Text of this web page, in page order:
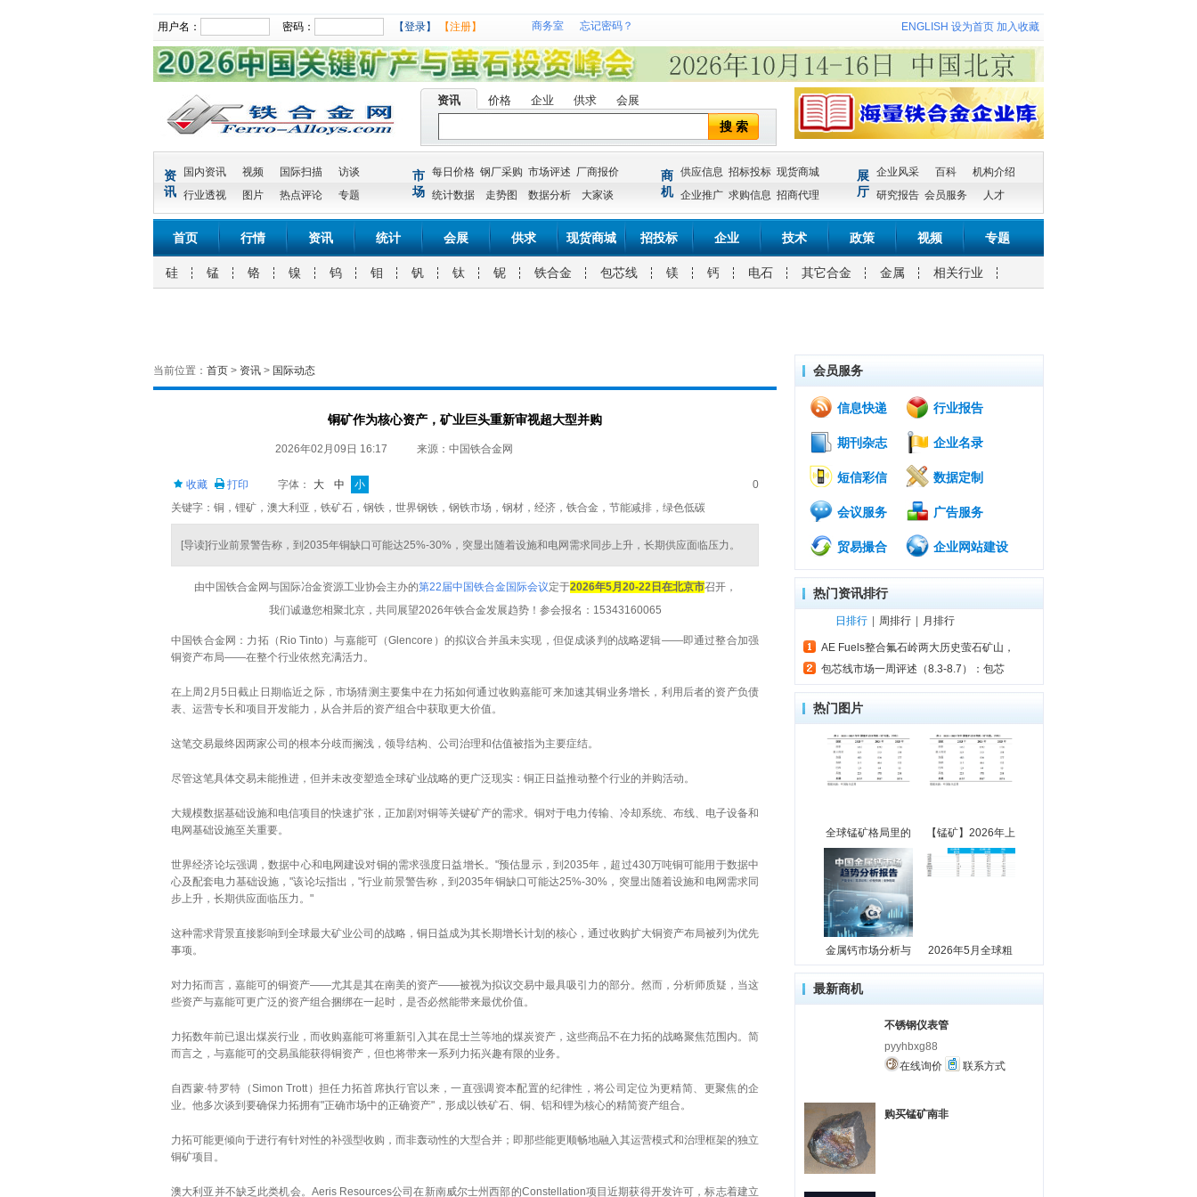
用户名： 密码： 【登录】 【注册】 商务室 忘记密码？ ENGLISH 设为首页 加入收藏
资讯 价格 企业 供求 会展
搜 索
资
讯
国内资讯 视频 国际扫描
访谈
行业透视
图片 热点评论 专题
市
场
每日价格 钢厂采购 市场评述 厂商报价
统计数据
走势图 数据分析 大家谈
商
机
供应信息 招标投标 现货商城
企业推广 求购信息 招商代理
展
厅
企业风采 百科
机构介绍
研究报告 会员服务 人才
首页 行情 资讯 统计 会展 供求 现货商城 招投标 企业 技术 政策 视频 专题
硅 锰 铬 镍 钨 钼 钒 钛 铌 铁合金 包芯线 镁 钙 电石 其它合金 金属 相关行业
当前位置： 首页 > 资讯 > 国际动态
铜矿作为核心资产，矿业巨头重新审视超大型并购
2026年02月09日 16:17 来源：中国铁合金网
收藏 打印 字体： 大 中 小
0
关键字：铜，锂矿，澳大利亚，铁矿石，钢铁，世界钢铁，钢铁市场，钢材，经济，铁合金，节能减排，绿色低碳
[导读]行业前景警告称，到2035年铜缺口可能达25%-30%，突显出随着设施和电网需求同步上升，长期供应面临压力。
由中国铁合金网与国际冶金资源工业协会主办的第22届中国铁合金国际会议定于2026年5月20-22日在北京市召开，
我们诚邀您相聚北京，共同展望2026年铁合金发展趋势！参会报名：15343160065
中国铁合金网：力拓（Rio Tinto）与嘉能可（Glencore）的拟议合并虽未实现，但促成谈判的战略逻辑——即通过整合加强
铜资产布局——在整个行业依然充满活力。
在上周2月5日截止日期临近之际，市场猜测主要集中在力拓如何通过收购嘉能可来加速其铜业务增长，利用后者的资产负债
表、运营专长和项目开发能力，从合并后的资产组合中获取更大价值。
这笔交易最终因两家公司的根本分歧而搁浅，领导结构、公司治理和估值被指为主要症结。
尽管这笔具体交易未能推进，但并未改变塑造全球矿业战略的更广泛现实：铜正日益推动整个行业的并购活动。
大规模数据基础设施和电信项目的快速扩张，正加剧对铜等关键矿产的需求。铜对于电力传输、冷却系统、布线、电子设备和
电网基础设施至关重要。
世界经济论坛强调，数据中心和电网建设对铜的需求强度日益增长。"预估显示，到2035年，超过430万吨铜可能用于数据中
心及配套电力基础设施，"该论坛指出，"行业前景警告称，到2035年铜缺口可能达25%-30%，突显出随着设施和电网需求同
步上升，长期供应面临压力。"
这种需求背景直接影响到全球最大矿业公司的战略，铜日益成为其长期增长计划的核心，通过收购扩大铜资产布局被列为优先
事项。
对力拓而言，嘉能可的铜资产——尤其是其在南美的资产——被视为拟议交易中最具吸引力的部分。然而，分析师质疑，当这
些资产与嘉能可更广泛的资产组合捆绑在一起时，是否必然能带来最优价值。
力拓数年前已退出煤炭行业，而收购嘉能可将重新引入其在昆士兰等地的煤炭资产，这些商品不在力拓的战略聚焦范围内。简
而言之，与嘉能可的交易虽能获得铜资产，但也将带来一系列力拓兴趣有限的业务。
自西蒙·特罗特（Simon Trott）担任力拓首席执行官以来，一直强调资本配置的纪律性，将公司定位为更精简、更聚焦的企
业。他多次谈到要确保力拓拥有"正确市场中的正确资产"，形成以铁矿石、铜、铝和锂为核心的精简资产组合。
力拓可能更倾向于进行有针对性的补强型收购，而非轰动性的大型合并；即那些能更顺畅地融入其运营模式和治理框架的独立
铜矿项目。
澳大利亚并不缺乏此类机会。Aeris Resources公司在新南威尔士州西部的Constellation项目近期获得开发许可，标志着建立
会员服务
信息快递 行业报告
期刊杂志 企业名录
短信彩信 数据定制
会议服务 广告服务
贸易撮合 企业网站建设
热门资讯排行
日排行 周排行 月排行
AE Fuels整合氟石岭两大历史萤石矿山，
包芯线市场一周评述（8.3-8.7）：包芯
热门图片
全球锰矿格局里的 【锰矿】2026年上
金属钙市场分析与 2026年5月全球粗
最新商机
不锈钢仪表管
pyyhbxg88
在线询价
联系方式
购买锰矿南非